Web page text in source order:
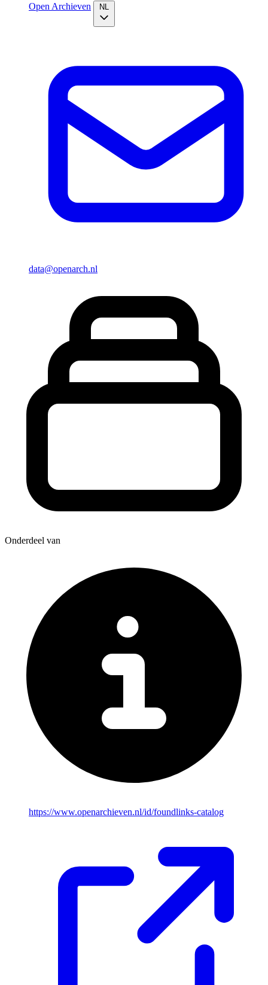
Open Archieven
data@openarch.nl
Onderdeel van
https://www.openarchieven.nl/id/foundlinks-catalog